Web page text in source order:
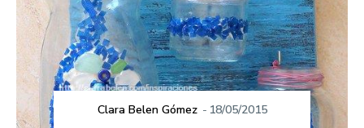
Clara Belen Gómez - 18/05/2015